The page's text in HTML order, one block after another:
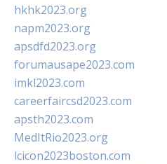
hkhk2023.org
napm2023.org
apsdfd2023.org
forumausape2023.com
imkl2023.com
careerfaircsd2023.com
apsth2023.com
MedItRio2023.org
lcicon2023boston.com